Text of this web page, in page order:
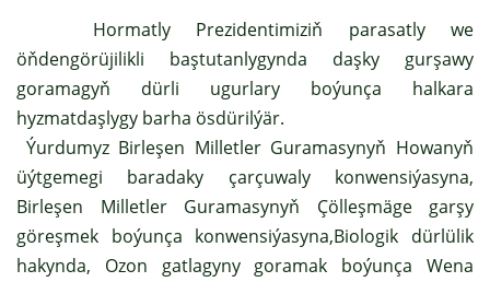
Hormatly Prezidentimiziň parasatly we
öňdengörüjilikli baştutanlygynda daşky gurşawy
goramagyň dürli ugurlary boýunça halkara
hyzmatdaşlygy barha ösdürilýär.
Ýurdumyz Birleşen Milletler Guramasynyň Howanyň
üýtgemegi baradaky çarçuwaly konwensiýasyna,
Birleşen Milletler Guramasynyň Çölleşmäge garşy
göreşmek boýunça konwensiýasyna,Biologik dürlülik
hakynda, Ozon gatlagyny goramak boýunça Wena